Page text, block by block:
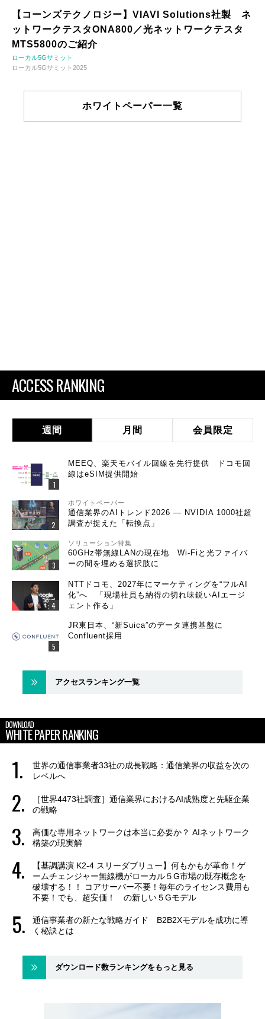
【コーンズテクノロジー】VIAVI Solutions社製 ネ
ットワークテスタONA800／光ネットワークテスタ
MTS5800のご紹介
ローカル5Gサミット
ローカル5Gサミット2025
ホワイトペーパー一覧
ACCESS RANKING
週間 月間 会員限定
MEEQ、楽天モバイル回線を先行提供 ドコモ回
線はeSIM提供開始
ホワイトペーパー
通信業界のAIトレンド2026 ― NVIDIA 1000社超
調査が捉えた「転換点」
ソリューション特集
60GHz帯無線LANの現在地 Wi-Fiと光ファイバ
ーの間を埋める選択肢に
NTTドコモ、2027年にマーケティングを“フルAI
化”へ 「現場社員も納得の切れ味鋭いAIエージ
ェント作る」
JR東日本、“新Suica”のデータ連携基盤に
Confluent採用
アクセスランキング一覧
DOWNLOAD
WHITE PAPER RANKING
世界の通信事業者33社の成長戦略：通信業界の収益を次の
レベルへ
［世界4473社調査］通信業界におけるAI成熟度と先駆企業
の戦略
高価な専用ネットワークは本当に必要か？ AIネットワーク
構築の現実解
【基調講演 K2-4 スリーダブリュー】何もかもが革命！ゲ
ームチェンジャー無線機がローカル５G市場の既存概念を
破壊する！！ コアサーバー不要！毎年のライセンス費用も
不要！でも、超安価！ の新しい５Gモデル
通信事業者の新たな戦略ガイド B2B2Xモデルを成功に導
く秘訣とは
ダウンロード数ランキングをもっと見る